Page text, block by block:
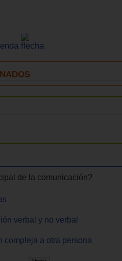
de la comunicación?
verbal y no verbal
compleja a otra persona